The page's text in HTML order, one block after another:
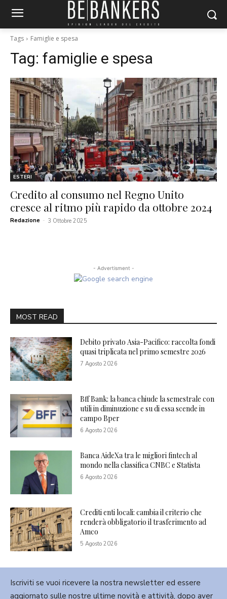
Tags Famiglie e spesa
Tag: famiglie e spesa
ESTERI
Credito al consumo nel Regno Unito
cresce al ritmo più rapido da ottobre 2024
Redazione - 3 Ottobre 2025
- Advertisment -
MOST READ
Debito privato Asia-Pacifico: raccolta fondi
quasi triplicata nel primo semestre 2026
7 Agosto 2026
Bff Bank: la banca chiude la semestrale con
utili in diminuzione e su di essa scende in
campo Bper
6 Agosto 2026
Banca AideXa tra le migliori fintech al
mondo nella classifica CNBC e Statista
6 Agosto 2026
Crediti enti locali: cambia il criterio che
renderà obbligatorio il trasferimento ad
Amco
5 Agosto 2026
Iscriviti se vuoi ricevere la nostra newsletter ed essere
aggiornato sulle nostre ultime novità e attività, dopo aver